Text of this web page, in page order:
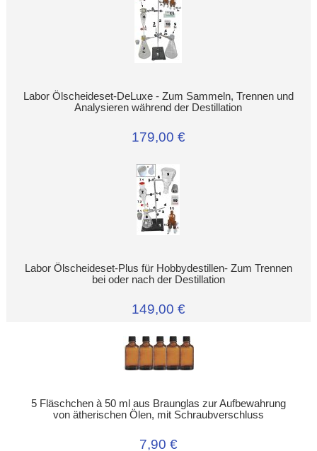
Labor Ölscheideset-DeLuxe - Zum Sammeln, Trennen und
Analysieren während der Destillation
179,00 €
Labor Ölscheideset-Plus für Hobbydestillen- Zum Trennen
bei oder nach der Destillation
149,00 €
5 Fläschchen à 50 ml aus Braunglas zur Aufbewahrung
von ätherischen Ölen, mit Schraubverschluss
7,90 €